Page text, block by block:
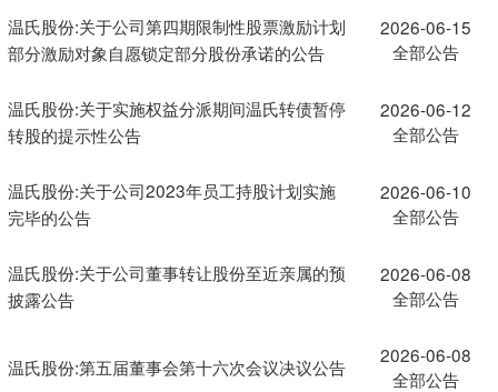
温氏股份:关于公司第四期限制性股票激励计划
部分激励对象自愿锁定部分股份承诺的公告
2026-06-15
全部公告
温氏股份:关于实施权益分派期间温氏转债暂停
转股的提示性公告
2026-06-12
全部公告
温氏股份:关于公司2023年员工持股计划实施
完毕的公告
2026-06-10
全部公告
温氏股份:关于公司董事转让股份至近亲属的预
披露公告
2026-06-08
全部公告
温氏股份:第五届董事会第十六次会议决议公告
2026-06-08
全部公告